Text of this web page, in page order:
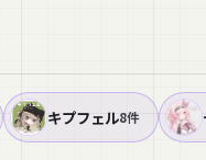
キプフェル8件